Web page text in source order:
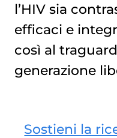
l’HIV sia
efficaci e
così al
generazione
Sostieni la